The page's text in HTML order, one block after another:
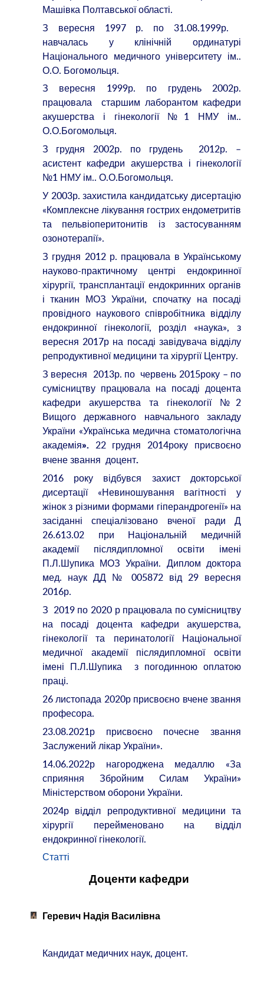
Машівка Полтавської області.
З вересня 1997 р. по 31.08.1999р.
навчалась у клінічній ординатурі
Національного медичного університету ім..
О.О. Богомольця.
З вересня 1999р. по грудень 2002р.
працювала старшим лаборантом кафедри
акушерства і гінекології №1 НМУ ім..
О.О.Богомольця.
З грудня 2002р. по грудень 2012р. –
асистент кафедри акушерства і гінекології
№1 НМУ ім.. О.О.Богомольця.
У 2003р. захистила кандидатську дисертацію
«Комплексне лікування гострих ендометритів
та пельвіоперитонитів із застосуванням
озонотерапії».
З грудня 2012 р. працювала в Українському
науково-практичному центрі ендокринної
хірургії, трансплантації ендокринних органів
і тканин МОЗ України, спочатку на посаді
провідного наукового співробітника відділу
ендокринної гінекології, розділ «наука», з
вересня 2017р на посаді завідувача відділу
репродуктивної медицини та хірургії Центру.
З вересня 2013р. по червень 2015року – по
сумісництву працювала на посаді доцента
кафедри акушерства та гінекології №2
Вищого державного навчального закладу
України «Українська медична стоматологічна
академія». 22 грудня 2014року присвоєно
вчене звання доцент.
2016 року відбувся захист докторської
дисертації «Невиношування вагітності у
жінок з різними формами гіперандрогенії» на
засіданні спеціалізовано вченої ради Д
26.613.02 при Національній медичній
академії післядипломної освіти імені
П.Л.Шупика МОЗ України. Диплом доктора
мед. наук ДД № 005872 від 29 вересня
2016р.
З 2019 по 2020 р працювала по сумісництву
на посаді доцента кафедри акушерства,
гінекології та перинатології Національної
медичної академії післядипломної освіти
імені П.Л.Шупика з погодинною оплатою
праці.
26 листопада 2020р присвоєно вчене звання
професора.
23.08.2021р присвоєно почесне звання
Заслужений лікар України».
14.06.2022р нагороджена медаллю «За
сприяння Збройним Силам України»
Міністерством оборони України.
2024р відділ репродуктивної медицини та
хірургії перейменовано на відділ
ендокринної гінекології.
Статті
Доценти кафедри
Геревич Надія Василівна
Кандидат медичних наук, доцент.